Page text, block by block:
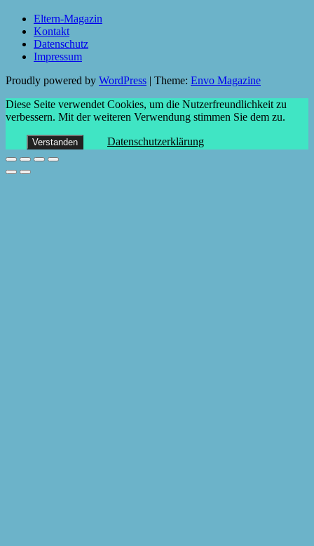
Eltern-Magazin
Kontakt
Datenschutz
Impressum
Proudly powered by WordPress | Theme: Envo Magazine
Diese Seite verwendet Cookies, um die Nutzerfreundlichkeit zu
verbessern. Mit der weiteren Verwendung stimmen Sie dem zu.
Verstanden Datenschutzerklärung